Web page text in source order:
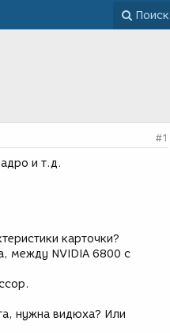
Поиск
#1
и т.д.
карточки?
между NVIDIA 6800 с
нужна видюха? Или